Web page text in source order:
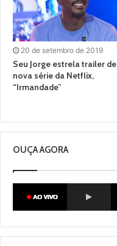
20 de setembro de 2019
Seu Jorge estrela trailer de
nova série da Netflix,
“Irmandade”
OUÇA AGORA